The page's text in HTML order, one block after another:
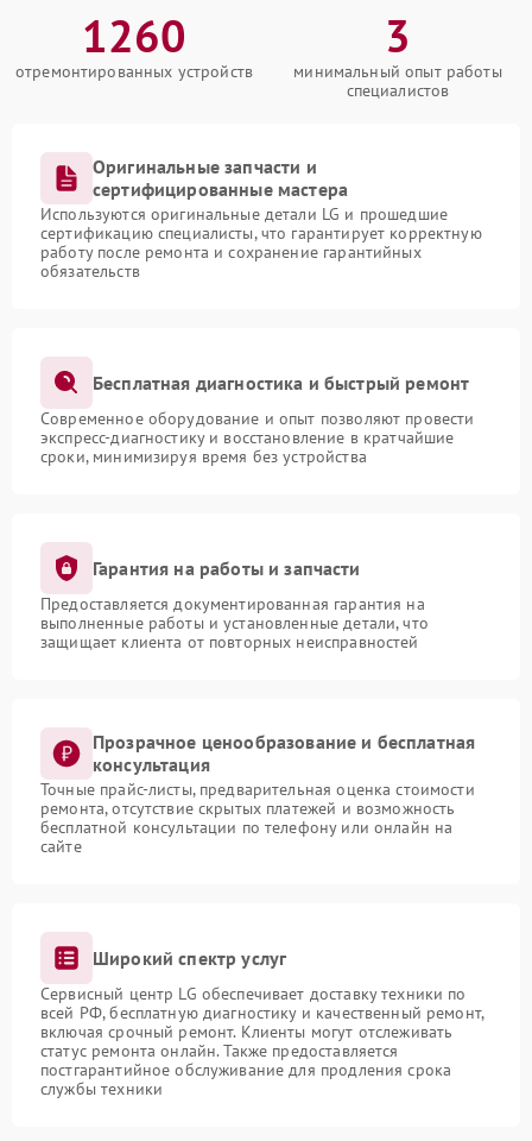
1260
отремонтированных устройств
3
минимальный опыт работы
специалистов
Оригинальные запчасти и
сертифицированные мастера
Используются оригинальные детали LG и прошедшие
сертификацию специалисты, что гарантирует корректную
работу после ремонта и сохранение гарантийных
обязательств
Бесплатная диагностика и быстрый ремонт
Современное оборудование и опыт позволяют провести
экспресс-диагностику и восстановление в кратчайшие
сроки, минимизируя время без устройства
Гарантия на работы и запчасти
Предоставляется документированная гарантия на
выполненные работы и установленные детали, что
защищает клиента от повторных неисправностей
Прозрачное ценообразование и бесплатная
консультация
Точные прайс-листы, предварительная оценка стоимости
ремонта, отсутствие скрытых платежей и возможность
бесплатной консультации по телефону или онлайн на
сайте
Широкий спектр услуг
Сервисный центр LG обеспечивает доставку техники по
всей РФ, бесплатную диагностику и качественный ремонт,
включая срочный ремонт. Клиенты могут отслеживать
статус ремонта онлайн. Также предоставляется
постгарантийное обслуживание для продления срока
службы техники